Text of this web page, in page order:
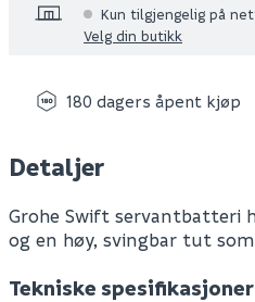
Kun tilgjengelig på
Velg din butikk
180 dagers åpent kjøp
Detaljer
Grohe Swift servantbatteri
og en høy, svingbar tut
Tekniske spesifikasjoner